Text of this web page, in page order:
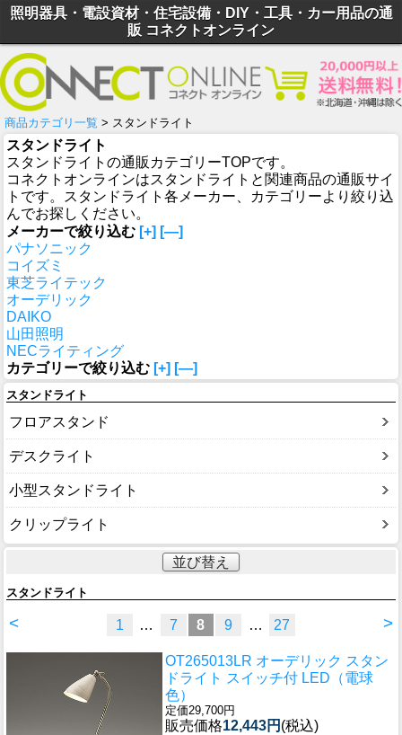
照明器具・電設資材・住宅設備・DIY・工具・カー用品の通
販 コネクトオンライン
商品カテゴリ一覧 > スタンドライト
スタンドライト
スタンドライトの通販カテゴリーTOPです。
コネクトオンラインはスタンドライトと関連商品の通販サイ
トです。スタンドライト各メーカー、カテゴリーより絞り込
んでお探しください。
メーカーで絞り込む [+] [—]
パナソニック
コイズミ
東芝ライテック
オーデリック
DAIKO
山田照明
NECライティング
カテゴリーで絞り込む [+] [—]
スタンドライト
フロアスタンド
デスクライト
小型スタンドライト
クリップライト
並び替え
スタンドライト
< >
1 … 7 8 9 … 27
OT265013LR オーデリック スタン
ドライト スイッチ付 LED（電球
色）
定価29,700円
販売価格12,443円 (税込)